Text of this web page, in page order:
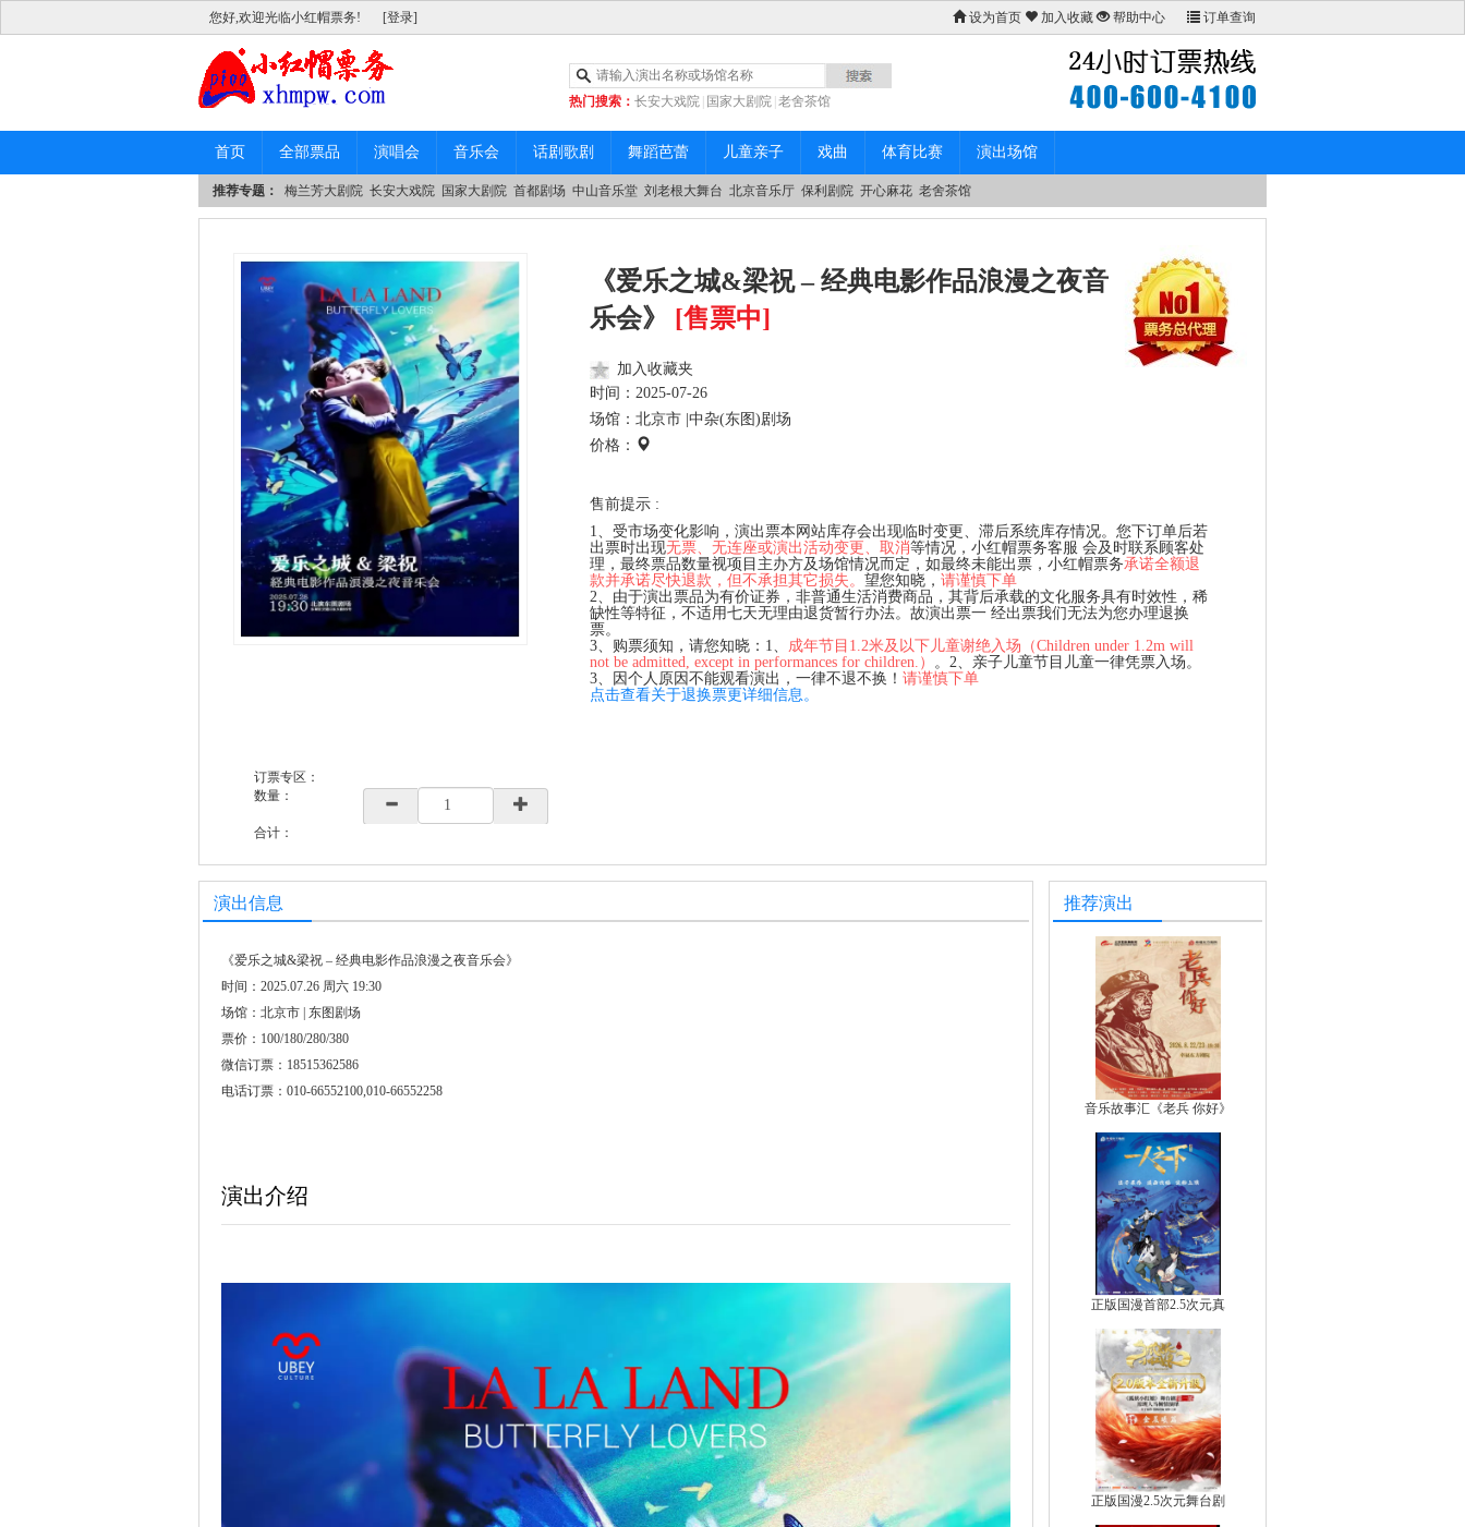
您好,欢迎光临小红帽票务! [登录] 订单查询
设为首页 加入收藏 帮助中心
热门搜索： 长安大戏院 国家大剧院 老舍茶馆
|中山音乐堂
首页 全部票品 演唱会 音乐会 话剧歌剧 舞蹈芭蕾 儿童亲子 戏曲 体育比赛 演出场馆
推荐专题： 梅兰芳大剧院 长安大戏院 国家大剧院 首都剧场 中山音乐堂 刘老根大舞台 北京音乐厅 保利剧院 开心麻花 老舍茶馆
《爱乐之城&梁祝 – 经典电影作品浪漫之夜音
乐会》 [售票中]
加入收藏夹
时间： 2025-07-26
场馆：北京市 | 中杂(东图)剧场
价格：
售前提示 :
1、受市场变化影响，演出票本网站库存会出现临时变更、滞后系统库存情况。您下订单后若
出票时出现无票、无连座或演出活动变更、取消等情况，小红帽票务客服 会及时联系顾客处
理，最终票品数量视项目主办方及场馆情况而定，如最终未能出票，小红帽票务承诺全额退
款并承诺尽快退款，但不承担其它损失。 望您知晓， 请谨慎下单
2、由于演出票品为有价证券，非普通生活消费商品，其背后承载的文化服务具有时效性，稀
缺性等特征，不适用七天无理由退货暂行办法。故演出票一 经出票我们无法为您办理退换
票。
3、购票须知，请您知晓：1、 成年节目1.2米及以下儿童谢绝入场（Children under 1.2m will
not be admitted, except in performances for children.） 。2、亲子儿童节目儿童一律凭票入场。
3、因个人原因不能观看演出，一律不退不换！ 请谨慎下单
点击查看关于退换票更详细信息。
订票专区：
数量：
合计：
演出信息
《爱乐之城&梁祝 – 经典电影作品浪漫之夜音乐会》
时间：2025.07.26 周六 19:30
场馆：北京市 | 东图剧场
票价：100/180/280/380
微信订票：18515362586
电话订票：010-66552100,010-66552258
演出介绍
推荐演出
音乐故事汇《老兵 你好》
正版国漫首部2.5次元真
正版国漫2.5次元舞台剧